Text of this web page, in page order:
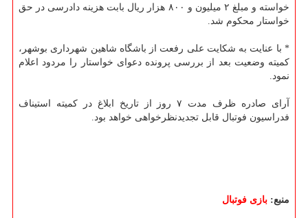
خواسته و مبلغ ۲ میلیون و ۸۰۰ هزار ریال بابت هزینه دادرسی در حق
خواستار محكوم شد.
* با عنایت به شكایت علی رفعت از باشگاه شاهین شهرداری بوشهر،
كمیته وضعیت بعد از بررسی پرونده دعوای خواستار را مردود اعلام
نمود.
آرای صادره ظرف مدت ۷ روز از تاریخ ابلاغ در كمیته استیناف
فدراسیون فوتبال قابل تجدیدنظرخواهی خواهد بود.
منبع: بازی فوتبال